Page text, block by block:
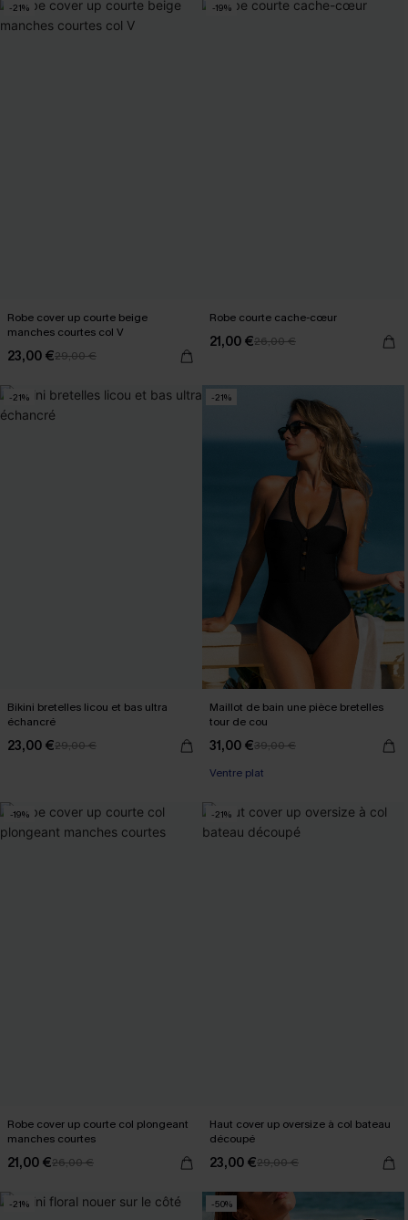
-21%
Robe cover up courte beige
manches courtes col V
23,00 €29,00 €
-19%
Robe courte cache-cœur
21,00 €26,00 €
-21%
Bikini bretelles licou et bas ultra
échancré
23,00 €29,00 €
-21%
Maillot de bain une pièce bretelles
tour de cou
31,00 €39,00 €
Ventre plat
-19%
Robe cover up courte col plongeant
manches courtes
21,00 €26,00 €
-21%
Haut cover up oversize à col bateau
découpé
23,00 €29,00 €
-21% -50%